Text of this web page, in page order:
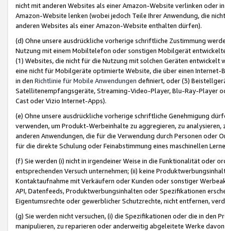
nicht mit anderen Websites als einer Amazon-Website verlinken oder
Amazon-Website lenken (wobei jedoch Teile Ihrer Anwendung, die
anderen Websites als einer Amazon-Website enthalten dürfen).
(d) Ohne unsere ausdrückliche vorherige schriftliche Zustimmung
Nutzung mit einem Mobiltelefon oder sonstigen Mobilgerät
(1) Websites, die nicht für die Nutzung mit solchen Geräten
eine nicht für Mobilgeräte optimierte Website, die über einen
in den Richtlinie für Mobile Anwendungen definiert, oder (3)
Satellitenempfangsgeräte, Streaming-Video-Player, Blu-Ray-Player
Cast oder Vizio Internet-Apps).
(e) Ohne unsere ausdrückliche vorherige schriftliche Genehmigung
verwenden, um Produkt-Werbeinhalte zu aggregieren, zu
anderen Anwendungen, die für die Verwendung durch Personen
für die direkte Schulung oder Feinabstimmung eines maschinellen
(f) Sie werden (i) nicht in irgendeiner Weise in die Funktionalität oder
entsprechenden Versuch unternehmen; (ii) keine
Kontaktaufnahme mit Verkäufern oder Kunden oder sonstiger
API, Datenfeeds, Produktwerbungsinhalten oder Spezifikationen
Eigentumsrechte oder gewerblicher Schutzrechte, nicht entfernen,
(g) Sie werden nicht versuchen, (i) die Spezifikationen oder die in
manipulieren, zu reparieren oder anderweitig abgeleitete Werke